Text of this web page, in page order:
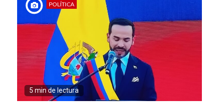
POLÍTICA
5 min de lectura